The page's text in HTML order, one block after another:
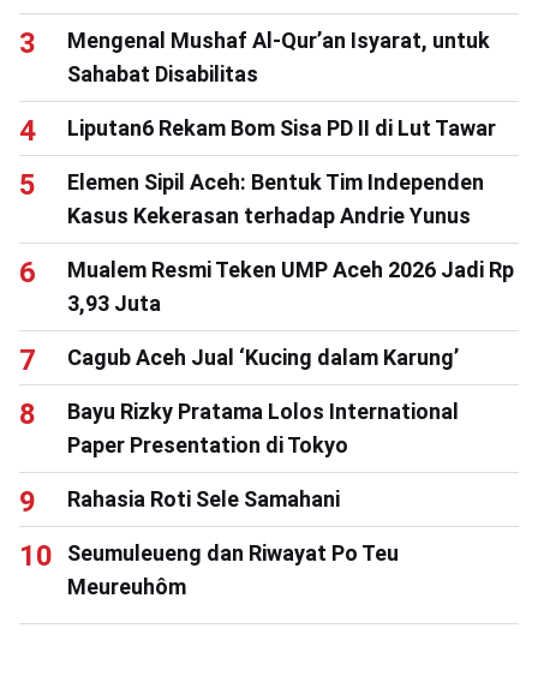
Mengenal Mushaf Al-Qur’an Isyarat, untuk
Sahabat Disabilitas
Liputan6 Rekam Bom Sisa PD II di Lut Tawar
Elemen Sipil Aceh: Bentuk Tim Independen
Kasus Kekerasan terhadap Andrie Yunus
Mualem Resmi Teken UMP Aceh 2026 Jadi Rp
3,93 Juta
Cagub Aceh Jual ‘Kucing dalam Karung’
Bayu Rizky Pratama Lolos International
Paper Presentation di Tokyo
Rahasia Roti Sele Samahani
Seumuleueng dan Riwayat Po Teu
Meureuhôm